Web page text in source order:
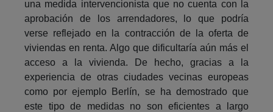
una medida intervencionista que no cuenta con la
aprobación de los arrendadores, lo que podría
verse reflejado en la contracción de la oferta de
viviendas en renta. Algo que dificultaría aún más el
acceso a la vivienda. De hecho, gracias a la
experiencia de otras ciudades vecinas europeas
como por ejemplo Berlín, se ha demostrado que
este tipo de medidas no son eficientes a largo